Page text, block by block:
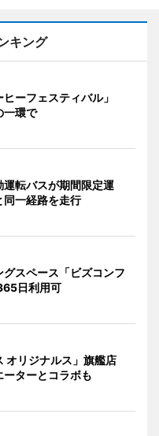
キング
ヒーフェスティバル」
一環で
転バスが期間限定運
一経路を走行
スペース「ビズコンフ
日利用可
オリジナルス」旗艦店
ターとコラボも